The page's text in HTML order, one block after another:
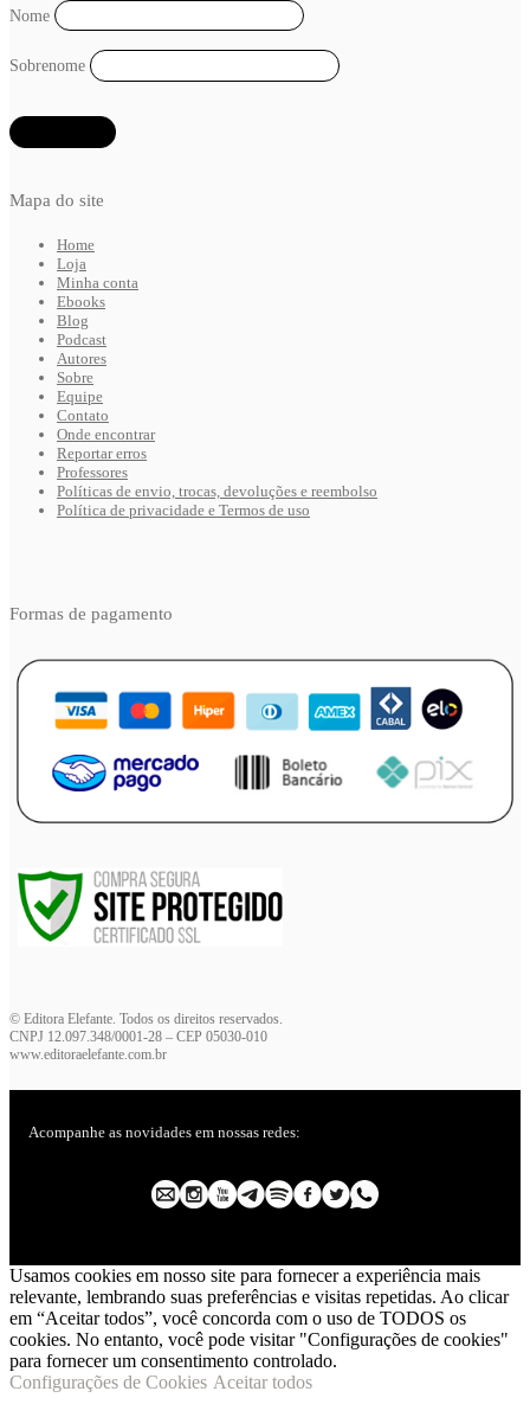
Mapa do site
Home
Loja
Minha conta
Ebooks
Blog
Podcast
Autores
Sobre
Equipe
Contato
Onde encontrar
Reportar erros
Professores
Políticas de envio, trocas, devoluções e reembolso
Política de privacidade e Termos de uso
Nome
Sobrenome
Formas de pagamento
© Editora Elefante. Todos os direitos reservados.
CNPJ 12.097.348/0001-28 – CEP 05030-010
www.editoraelefante.com.br
Acompanhe as novidades em nossas redes:
Usamos cookies em nosso site para fornecer a experiência mais
relevante, lembrando suas preferências e visitas repetidas. Ao clicar
em “Aceitar todos”, você concorda com o uso de TODOS os
cookies. No entanto, você pode visitar "Configurações de cookies"
para fornecer um consentimento controlado.
Configurações de Cookies Aceitar todos